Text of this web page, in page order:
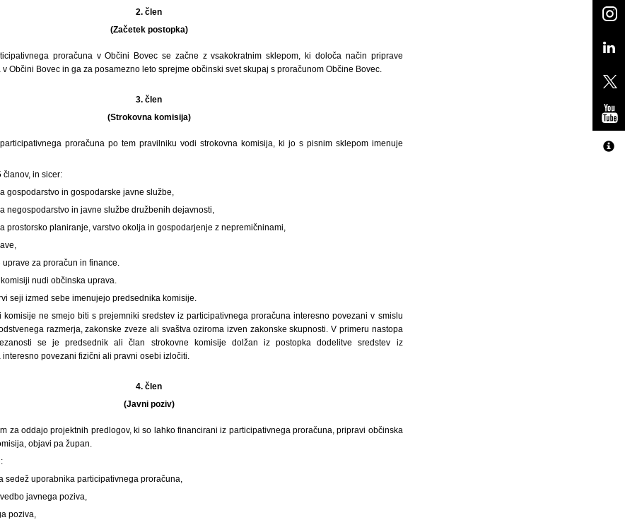
2. člen
(Začetek postopka)
proračuna v Občini Bovec se začne z vsakokratnim sklepom, ki določa način priprave
Občini Bovec in ga za posamezno leto sprejme občinski svet skupaj s proračunom Občine Bovec.
3. člen
(Strokovna komisija)
proračuna po tem pravilniku vodi strokovna komisija, ki jo s pisnim sklepom imenuje
članov, in sicer:
gospodarstvo in gospodarske javne službe,
negospodarstvo in javne službe družbenih dejavnosti,
prostorsko planiranje, varstvo okolja in gospodarjenje z nepremičninami,
za proračun in finance.
nudi občinska uprava.
seji izmed sebe imenujejo predsednika komisije.
ne smejo biti s prejemniki sredstev iz participativnega proračuna interesno povezani v smislu
razmerja, zakonske zveze ali svaštva oziroma izven zakonske skupnosti. V primeru nastopa
se je predsednik ali član strokovne komisije dolžan iz postopka dodelitve sredstev iz
povezani fizični ali pravni osebi izločiti.
4. člen
(Javni poziv)
za oddajo projektnih predlogov, ki so lahko financirani iz participativnega proračuna, pripravi občinska
objavi pa župan.
sedež uporabnika participativnega proračuna,
javnega poziva,
poziva,